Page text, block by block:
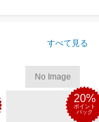
すべて見る
No Image
20%
ポイント
バック